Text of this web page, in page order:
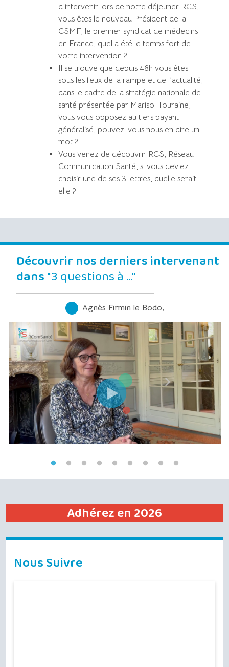
d’intervenir lors de notre déjeuner RCS,
vous êtes le nouveau Président de la
CSMF, le premier syndicat de médecins
en France, quel a été le temps fort de
votre intervention ?
Il se trouve que depuis 48h vous êtes
sous les feux de la rampe et de l’actualité,
dans le cadre de la stratégie nationale de
santé présentée par Marisol Touraine,
vous vous opposez au tiers payant
généralisé, pouvez-vous nous en dire un
mot ?
Vous venez de découvrir RCS, Réseau
Communication Santé, si vous deviez
choisir une de ses 3 lettres, quelle serait-
elle ?
Découvrir nos derniers intervenant
dans"3 questions à …"
Agnès Firmin le Bodo,
Adhérez en 2026
Nous Suivre